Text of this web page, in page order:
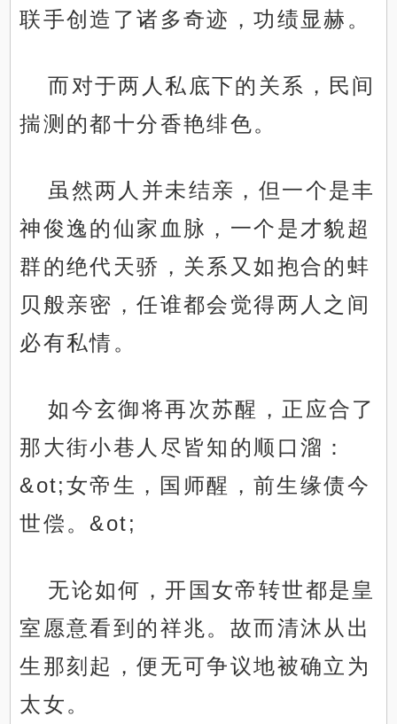
联手创造了诸多奇迹，功绩显赫。
而对于两人私底下的关系，民间
揣测的都十分香艳绯色。
虽然两人并未结亲，但一个是丰
神俊逸的仙家血脉，一个是才貌超
群的绝代天骄，关系又如抱合的蚌
贝般亲密，任谁都会觉得两人之间
必有私情。
如今玄御将再次苏醒，正应合了
那大街小巷人尽皆知的顺口溜：
&ot;女帝生，国师醒，前生缘债今
世偿。&ot;
无论如何，开国女帝转世都是皇
室愿意看到的祥兆。故而清沐从出
生那刻起，便无可争议地被确立为
太女。